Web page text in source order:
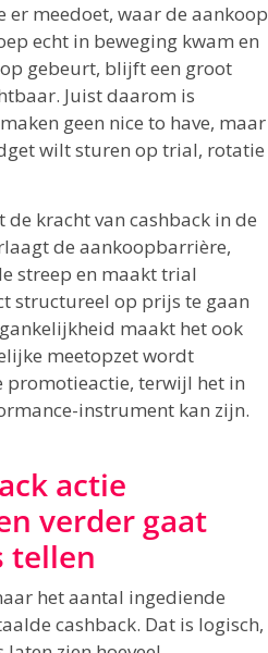
er meedoet, waar de aankoop
echt in beweging kwam en
gebeurt, blijft een groot
Juist daarom is
geen nice to have, maar
wilt sturen op trial, rotatie
de kracht van cashback in de
de aankoopbarrière,
streep en maakt trial
structureel op prijs te gaan
maakt het ook
meetopzet wordt
promotieactie, terwijl het in
instrument kan zijn.
actie
verder gaat
tellen
het aantal ingediende
cashback. Dat is logisch,